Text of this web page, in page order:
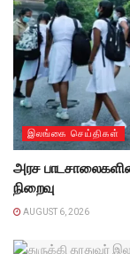
இலங்கை செய்திகள்
அரச
நிறைவு
AUGUST 6, 2026